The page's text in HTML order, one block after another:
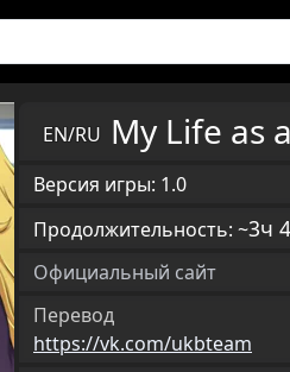
EN/RU My Life as
Версия игры: 1.0
Продолжительность: ~3ч
Официальный сайт
Перевод
https://vk.com/ukbteam